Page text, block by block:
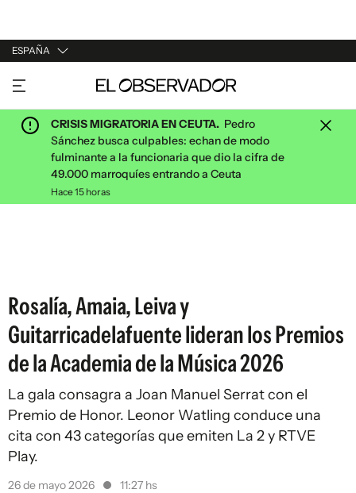
ESPAÑA
URUGUAY
ARGENTINA
ESPAÑA
ESTADOS UNIDOS
CRISIS MIGRATORIA EN CEUTA. Pedro
Sánchez busca culpables: echan de modo
fulminante a la funcionaria que dio la cifra de
49.000 marroquíes entrando a Ceuta
Hace 15 horas
Rosalía, Amaia, Leiva y
Guitarricadelafuente lideran los Premios
de la Academia de la Música 2026
La gala consagra a Joan Manuel Serrat con el
Premio de Honor. Leonor Watling conduce una
cita con 43 categorías que emiten La 2 y RTVE
Play.
26 de mayo 2026 11:27 hs